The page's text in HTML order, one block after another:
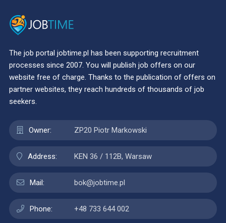
The job portal jobtime.pl has been supporting recruitment
processes since 2007. You will publish job offers on our
website free of charge. Thanks to the publication of offers on
partner websites, they reach hundreds of thousands of job
seekers.
Owner: ZP20 Piotr Markowski
Address: KEN 36 / 112B, Warsaw
Mail: bok@jobtime.pl
Phone: +48 733 644 002